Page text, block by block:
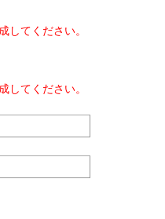
てください。
てください。